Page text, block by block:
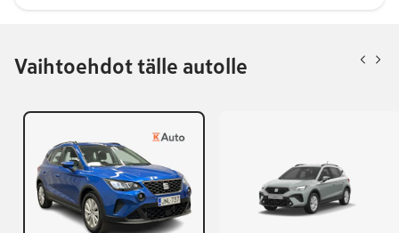
Vaihtoehdot tälle autolle